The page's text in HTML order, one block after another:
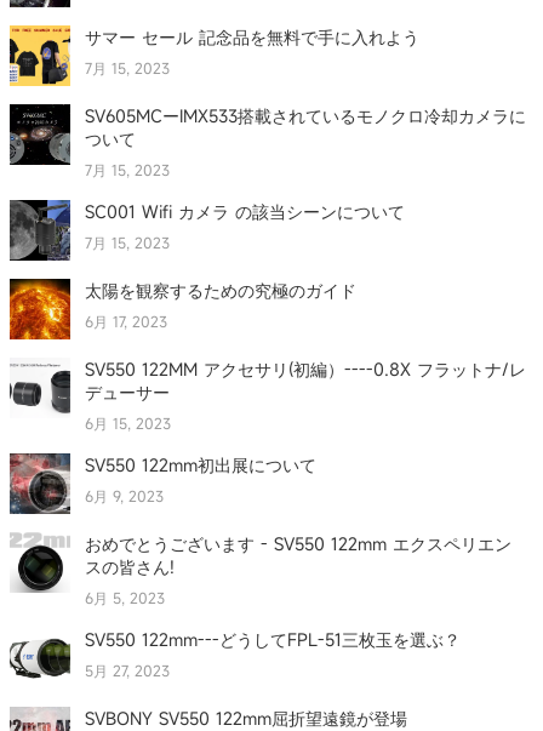
サマー セール 記念品を無料で手に入れよう
7月 15, 2023
SV605MCーIMX533搭載されているモノクロ冷却カメラに
ついて
7月 15, 2023
SC001 Wifi カメラ の該当シーンについて
7月 15, 2023
太陽を観察するための究極のガイド
6月 17, 2023
SV550 122MM アクセサリ(初編）----0.8X フラットナ/レ
デューサー
6月 15, 2023
SV550 122mm初出展について
6月 9, 2023
おめでとうございます - SV550 122mm エクスペリエン
スの皆さん!
6月 5, 2023
SV550 122mm---どうしてFPL-51三枚玉を選ぶ？
5月 27, 2023
SVBONY SV550 122mm屈折望遠鏡が登場